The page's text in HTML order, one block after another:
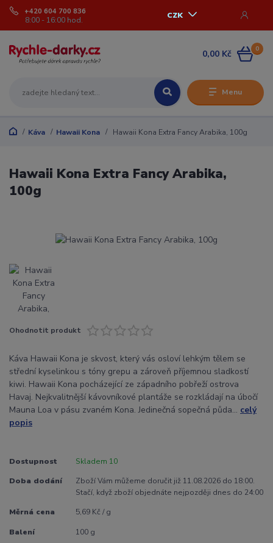
Menu
CZK
+420 604 700 836
8:00 - 16:00 hod.
0
0,00 Kč
Káva Hawaii Kona Hawaii Kona Extra Fancy Arabika, 100g
Hawaii Kona Extra Fancy Arabika,
100g
Ohodnotit produkt
Káva Hawaii Kona je skvost, který vás osloví lehkým tělem se
střední kyselinkou s tóny grepu a zároveň příjemnou sladkostí
kiwi. Hawaii Kona pocházející ze západního pobřeží ostrova
Havaj. Nejkvalitnější kávovníkové plantáže se rozkládají na úbočí
Mauna Loa v pásu zvaném Kona. Jedinečná sopečná půda... celý
popis
Dostupnost Skladem 10
Doba dodání
Zboží Vám můžeme doručit již 11.08.2026 do 18:00.
Stačí, když zboží objednáte nejpozději dnes do 24:00
Měrná cena 5,69 Kč / g
Balení 100 g